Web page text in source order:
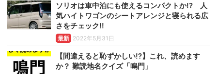
ソリオは車中泊にも使えるコンパクトか!? 人
気ハイトワゴンのシートアレンジと寝られる広
さをチェック!!
最新 2022年5月31日
【間違えると恥ずかしい!?】これ、読めます
か？ 難読地名クイズ「鳴門」